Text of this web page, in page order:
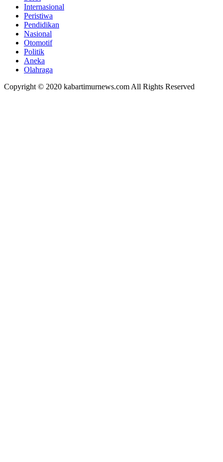
Internasional
Peristiwa
Pendidikan
Nasional
Otomotif
Politik
Aneka
Olahraga
Copyright © 2020 kabartimurnews.com All Rights Reserved